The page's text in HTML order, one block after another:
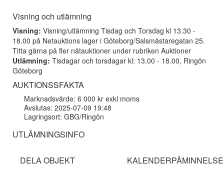
Visning och utlämning
Visning: Visning/utlämning Tisdag och Torsdag kl 13.30 -
18.00 på Netauktions lager i Göteborg/Salsmästaregatan 25.
Titta gärna på fler nätauktioner under rubriken Auktioner
Utlämning: Tisdagar och torsdagar kl: 13.00 - 18.00, Ringön
Göteborg
AUKTIONSSFAKTA
Marknadsvärde: 6 000 kr exkl moms
Avslutas: 2025-07-09 19:48
Lagringsort: GBG/Ringön
UTLÄMNINGSINFO
DELA OBJEKT KALENDERPÅMINNELSE